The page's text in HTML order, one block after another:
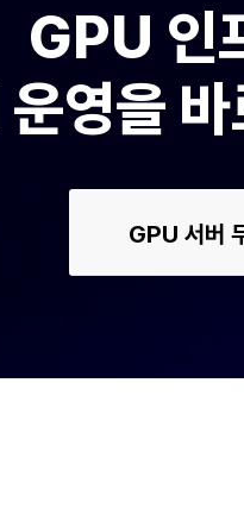
GPU 인
영을
GPU 서버